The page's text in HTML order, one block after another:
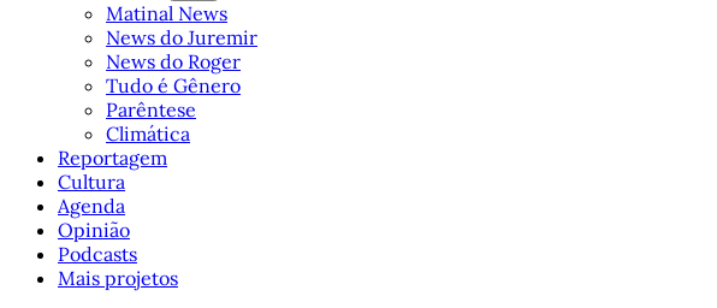
Matinal News
News do Juremir
News do Roger
Tudo é Gênero
Parêntese
Climática
Reportagem
Cultura
Agenda
Opinião
Podcasts
Mais projetos